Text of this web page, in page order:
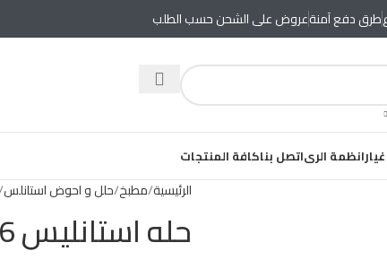
طرق دفع آمنةعروض على الشحن حسب الطلب
انظمة الرىاتصل بناكافة المنتجات
الرئيسية مطبخ حلل و احوض استانلس
حله استانليس 46*59